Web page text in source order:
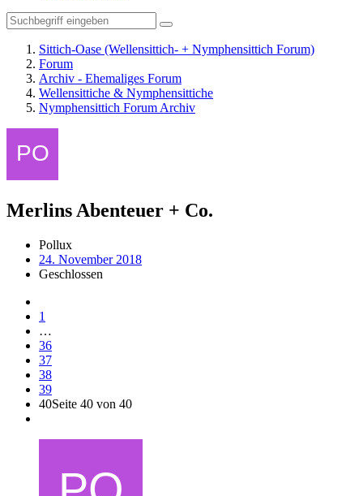
Sittich-Oase (Wellensittich- + Nymphensittich Forum)
Forum
Archiv - Ehemaliges Forum
Wellensittiche & Nymphensittiche
Nymphensittich Forum Archiv
Merlins Abenteuer + Co.
Pollux
24. November 2018
Geschlossen
1
…
36
37
38
39
40Seite 40 von 40